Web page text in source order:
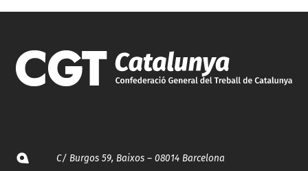
C/ Burgos 59, Baixos – 08014 Barcelona